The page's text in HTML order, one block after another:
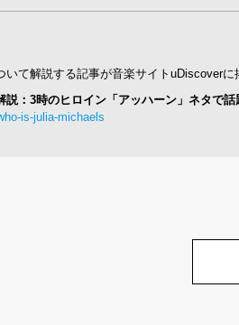
て解説する記事が音楽サイトuDiscoverに
：3時のヒロイン「アッハーン」ネタで
is-julia-michaels